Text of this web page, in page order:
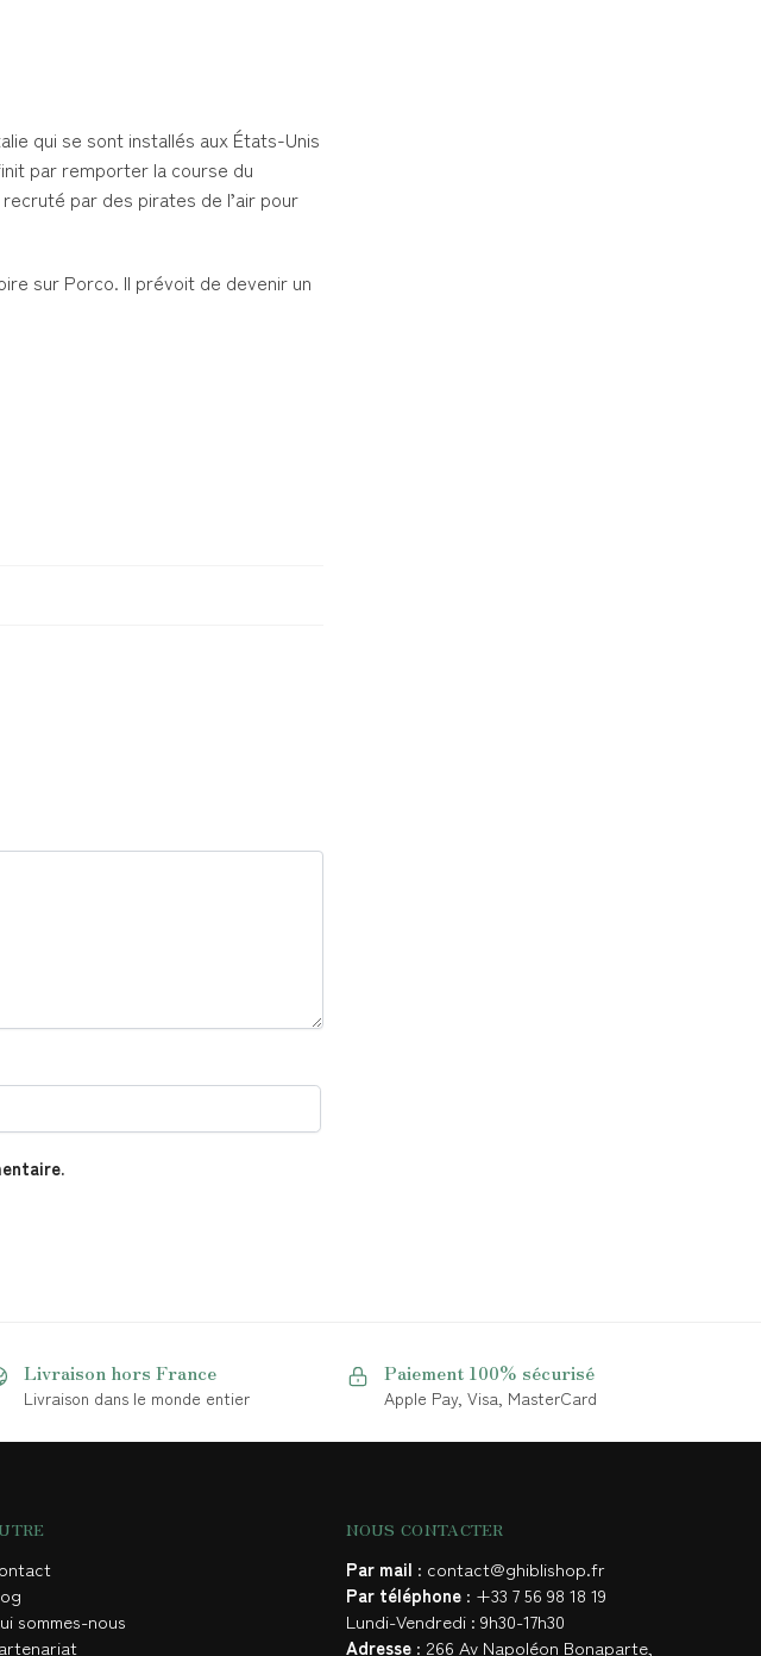
qui se sont installés aux États-Unis
par remporter la course du
par des pirates de l’air pour
sur Porco. Il prévoit de devenir un
Livraison hors France
Livraison dans le monde entier
Paiement 100% sécurisé
Apple Pay, Visa, MasterCard
sommes-nous
NOUS CONTACTER
Par mail : contact@ghiblishop.fr
Par téléphone: +33 7 56 98 18 19
Lundi-Vendredi : 9h30-17h30
Adresse: 266 Av Napoléon Bonaparte,